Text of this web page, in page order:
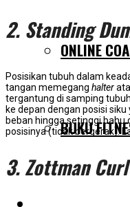
ONLINE
BUKU
2. Standing
Posisikan tubuh dalam
tangan memegang halter
tergantung di samping
ke depan dengan posisi
beban hingga setinggi
posisinya (tidak bergerak).
3. Zottman Curl